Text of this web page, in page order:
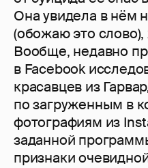
Она увидела в нём
(обожаю это
Вообще, недавно
в Facebook
красавцев из
по загруженным в
фотографиям из
заданной
признаки